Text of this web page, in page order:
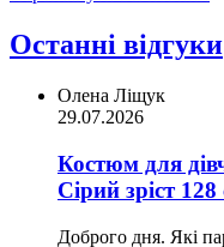
Останні відгуки
Олена Ліщук
29.07.2026
Костюм для
Сірий зріст 128
Доброго дня. Які